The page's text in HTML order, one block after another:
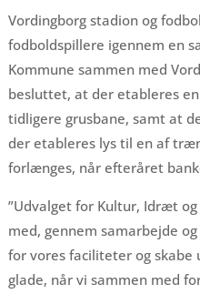
Vordingborg stadion og
fodboldspillere igennem en
Kommune sammen med
besluttet, at der etableres
tidligere grusbane, samt at
der etableres lys til en af
forlænges, når efteråret
”Udvalget for Kultur, Idræt
med, gennem samarbejde
for vores faciliteter og skabe
glade, når vi sammen med